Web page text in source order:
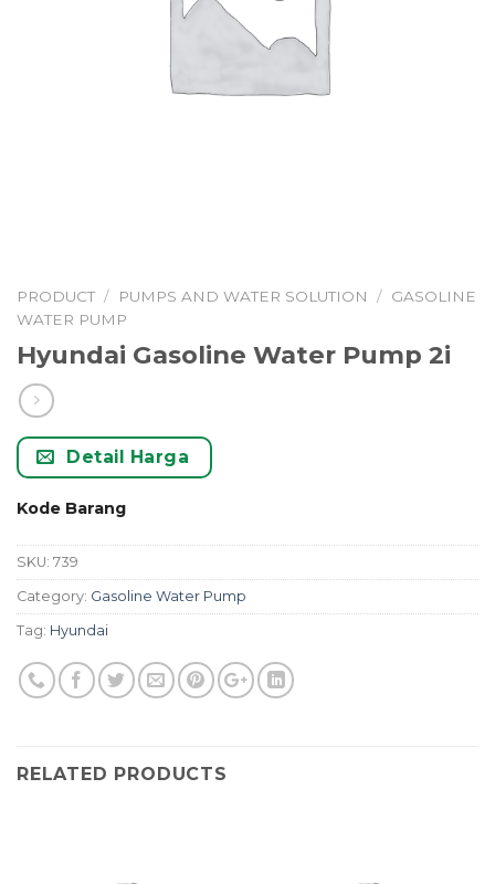
PRODUCT / PUMPS AND WATER SOLUTION / GASOLINE
WATER PUMP
Hyundai Gasoline Water Pump 2i
Detail Harga
Kode Barang
SKU: 739
Category: Gasoline Water Pump
Tag: Hyundai
RELATED PRODUCTS